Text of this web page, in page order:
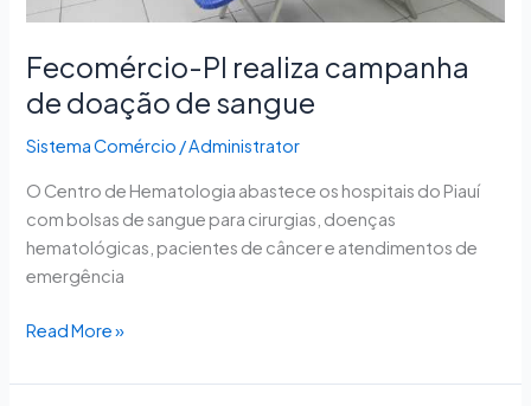
Fecomércio-PI realiza campanha
de doação de sangue
Sistema Comércio /Administrator
O Centro de Hematologia abastece os hospitais do Piauí
com bolsas de sangue para cirurgias, doenças
hematológicas, pacientes de câncer e atendimentos de
emergência
Read More »